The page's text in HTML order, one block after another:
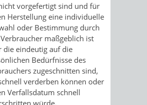
vorgefertigt sind und für
Herstellung eine individuelle
oder Bestimmung durch
maßgeblich ist
die eindeutig auf die
Bedürfnisse des
zugeschnitten sind,
verderben können oder
Verfallsdatum schnell
würde,